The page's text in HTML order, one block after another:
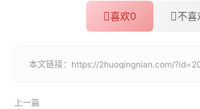
喜欢0 不喜
本文链接： https://2huoqingnian.com/
上一篇